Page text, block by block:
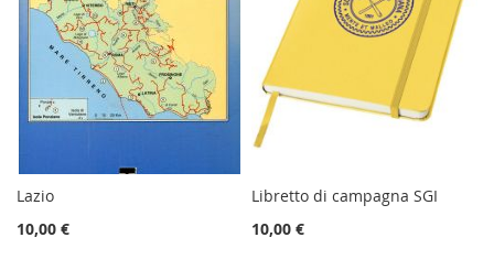
Lazio
10,00 €
Libretto di campagna SGI
10,00 €